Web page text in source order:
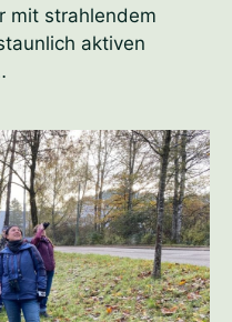
mit strahlendem
aktiven